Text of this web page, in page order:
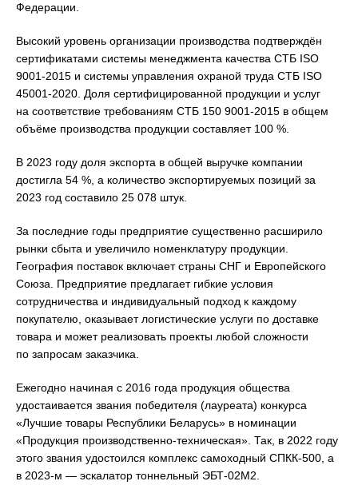
Федерации.
Высокий уровень организации производства подтверждён
сертификатами системы менеджмента качества СТБ ISO
9001-2015 и системы управления охраной труда СТБ ISO
45001-2020. Доля сертифицированной продукции и услуг
на соответствие требованиям СТБ 150 9001-2015 в общем
объёме производства продукции составляет 100 %.
В 2023 году доля экспорта в общей выручке компании
достигла 54 %, а количество экспортируемых позиций за
2023 год составило 25 078 штук.
За последние годы предприятие существенно расширило
рынки сбыта и увеличило номенклатуру продукции.
География поставок включает страны СНГ и Европейского
Союза. Предприятие предлагает гибкие условия
сотрудничества и индивидуальный подход к каждому
покупателю, оказывает логистические услуги по доставке
товара и может реализовать проекты любой сложности
по запросам заказчика.
Ежегодно начиная с 2016 года продукция общества
удостаивается звания победителя (лауреата) конкурса
«Лучшие товары Республики Беларусь» в номинации
«Продукция производственно-техническая». Так, в 2022 году
этого звания удостоился комплекс самоходный СПКК-500, а
в 2023-м — эскалатор тоннельный ЭБТ-02М2.